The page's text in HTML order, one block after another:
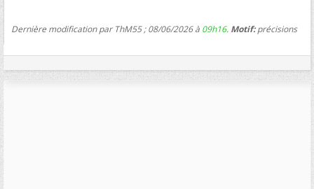
Dernière modification par ThM55 ; 08/06/2026 à 09h16. Motif:précisions